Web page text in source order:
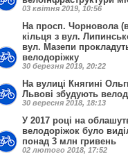
03 квітня 2019, 10:56
На просп. Чорновола
кільця з вул.
вул. Мазепи
велодоріжку
30 березня 2019, 20:22
На вулиці Княгині
Львові збудують
30 вересня 2018, 18:13
У 2017 році на
велодоріжок було
понад 3 млн гривень
02 лютого 2018, 17:52